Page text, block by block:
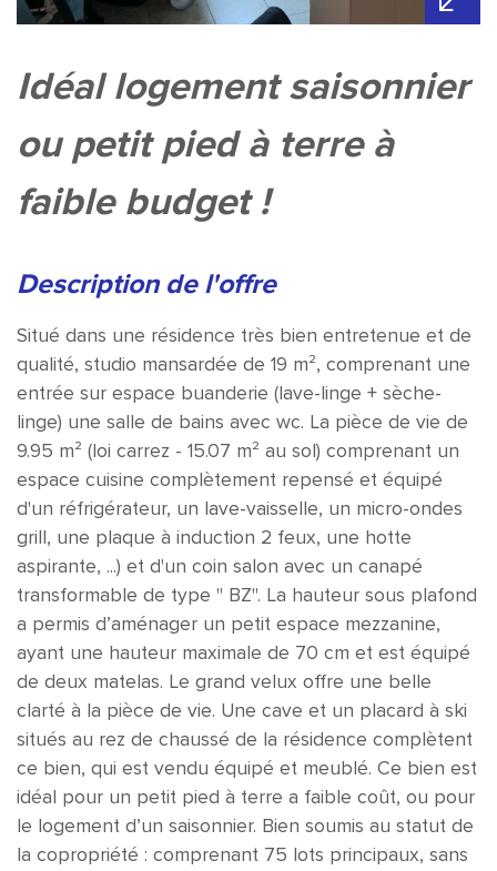
idéal logement saisonnier
ou petit pied à terre à
faible budget !
description de l'offre
Situé dans une résidence très bien entretenue et de
qualité, studio mansardée de 19 m², comprenant une
entrée sur espace buanderie (lave-linge + sèche-
linge) une salle de bains avec wc. La pièce de vie de
9.95 m² (loi carrez - 15.07 m² au sol) comprenant un
espace cuisine complètement repensé et équipé
d'un réfrigérateur, un lave-vaisselle, un micro-ondes
grill, une plaque à induction 2 feux, une hotte
aspirante, ...) et d'un coin salon avec un canapé
transformable de type " BZ". La hauteur sous plafond
a permis d’aménager un petit espace mezzanine,
ayant une hauteur maximale de 70 cm et est équipé
de deux matelas. Le grand velux offre une belle
clarté à la pièce de vie. Une cave et un placard à ski
situés au rez de chaussé de la résidence complètent
ce bien, qui est vendu équipé et meublé. Ce bien est
idéal pour un petit pied à terre a faible coût, ou pour
le logement d’un saisonnier. Bien soumis au statut de
la copropriété : comprenant 75 lots principaux, sans